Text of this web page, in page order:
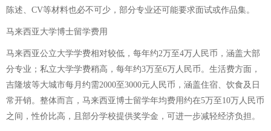
陈述、CV等材料也必不可少，部分专业还可能要求面试或作品集。
马来西亚大学博士留学费用
马来西亚公立大学学费相对较低，每年约2万至4万人民币，涵盖大部
分专业；私立大学学费稍高，每年约3万至6万人民币。生活费方面，
吉隆坡等大城市每月约需2000至3000元人民币，涵盖住宿、饮食及日
常开销。整体而言，马来西亚博士留学年均费用约在5万至10万人民币
之间，性价比高，且部分学校提供奖学金，可进一步减轻经济负担。